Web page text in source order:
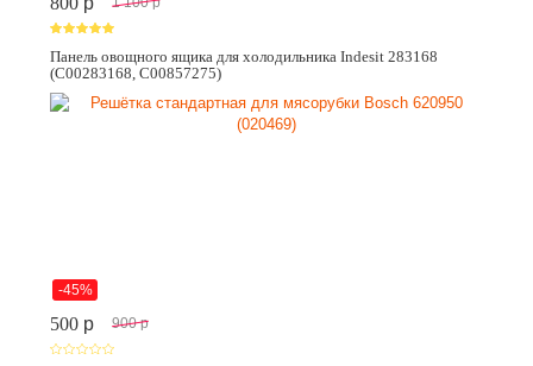
Панель овощного ящика для холодильника Indesit 283168
(C00283168, C00857275)
-45%
500 p 900 p